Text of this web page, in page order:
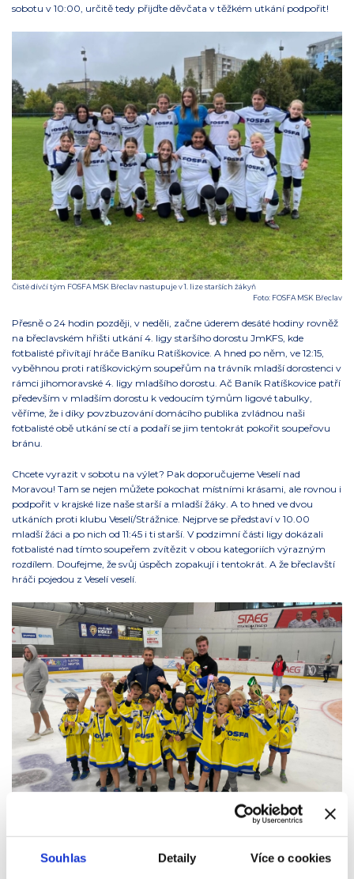
Souhlas Detaily Více o cookies
sobotu v 10:00, určitě tedy přijďte děvčata v těžkém utkání podpořit!
Čistě dívčí tým FOSFA MSK Břeclav nastupuje v 1. lize starších žákyň
Foto: FOSFA MSK Břeclav
Přesně o 24 hodin později, v neděli, začne úderem desáté hodiny rovněž
na břeclavském hřišti utkání 4. ligy staršího dorostu JmKFS, kde
fotbalisté přivítají hráče Baníku Ratíškovice. A hned po něm, ve 12:15,
vyběhnou proti ratíškovickým soupeřům na trávník mladší dorostenci v
rámci jihomoravské 4. ligy mladšího dorostu. Ač Baník Ratíškovice patří
především v mladším dorostu k vedoucím týmům ligové tabulky,
věříme, že i díky povzbuzování domácího publika zvládnou naši
fotbalisté obě utkání se ctí a podaří se jim tentokrát pokořit soupeřovu
bránu.
Chcete vyrazit v sobotu na výlet? Pak doporučujeme Veselí nad
Moravou! Tam se nejen můžete pokochat místními krásami, ale rovnou i
podpořit v krajské lize naše starší a mladší žáky. A to hned ve dvou
utkáních proti klubu Veselí/Strážnice. Nejprve se představí v 10.00
mladší žáci a po nich od 11:45 i ti starší. V podzimní části ligy dokázali
fotbalisté nad tímto soupeřem zvítězit v obou kategoriích výrazným
rozdílem. Doufejme, že svůj úspěch zopakují i tentokrát. A že břeclavští
hráči pojedou z Veselí veselí.
Hokej: (Nejen) Vídeňská